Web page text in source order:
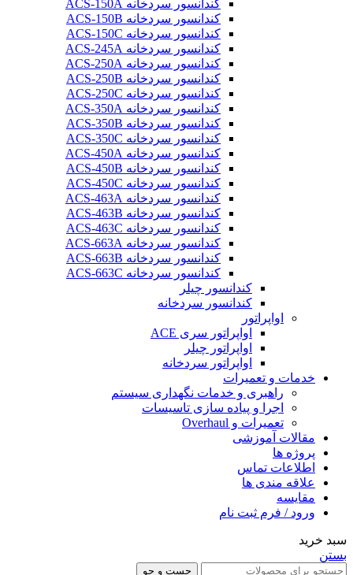
کندانسور سردخانه ACS-150A
کندانسور سردخانه ACS-150B
کندانسور سردخانه ACS-150C
کندانسور سردخانه ACS-245A
کندانسور سردخانه ACS-250A
کندانسور سردخانه ACS-250B
کندانسور سردخانه ACS-250C
کندانسور سردخانه ACS-350A
کندانسور سردخانه ACS-350B
کندانسور سردخانه ACS-350C
کندانسور سردخانه ACS-450A
کندانسور سردخانه ACS-450B
کندانسور سردخانه ACS-450C
کندانسور سردخانه ACS-463A
کندانسور سردخانه ACS-463B
کندانسور سردخانه ACS-463C
کندانسور سردخانه ACS-663A
کندانسور سردخانه ACS-663B
کندانسور سردخانه ACS-663C
کندانسور چیلر
کندانسور سردخانه
اواپراتور
اواپراتور سری ACE
اواپراتور چیلر
اواپراتور سردخانه
خدمات و تعمیرات
راهبری و خدمات نگهداری سیستم
اجرا و پیاده سازی تاسیسات
تعمیرات و Overhaul
مقالات آموزشی
پروژه ها
اطلاعات تماس
علاقه مندی ها
مقایسه
ورود / فرم ثبت نام
سبد خرید
بستن
جست و جو